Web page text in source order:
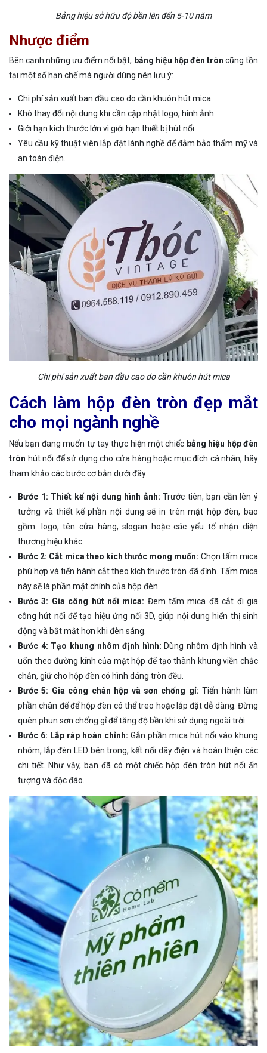
Bảng hiệu sở hữu độ bền lên đến 5-10 năm
Nhược điểm
Bên cạnh những ưu điểm nổi bật, bảng hiệu hộp đèn tròn cũng tồn
tại một số hạn chế mà người dùng nên lưu ý:
Chi phí sản xuất ban đầu cao do cần khuôn hút mica.
Khó thay đổi nội dung khi cần cập nhật logo, hình ảnh.
Giới hạn kích thước lớn vì giới hạn thiết bị hút nổi.
Yêu cầu kỹ thuật viên lắp đặt lành nghề để đảm bảo thẩm mỹ và
an toàn điện.
Chi phí sản xuất ban đầu cao do cần khuôn hút mica
Cách làm hộp đèn tròn đẹp mắt
cho mọi ngành nghề
Nếu bạn đang muốn tự tay thực hiện một chiếc bảng hiệu hộp đèn
tròn hút nổi để sử dụng cho cửa hàng hoặc mục đích cá nhân, hãy
tham khảo các bước cơ bản dưới đây:
Bước 1: Thiết kế nội dung hình ảnh: Trước tiên, bạn cần lên ý
tưởng và thiết kế phần nội dung sẽ in trên mặt hộp đèn, bao
gồm: logo, tên cửa hàng, slogan hoặc các yếu tố nhận diện
thương hiệu khác.
Bước 2: Cắt mica theo kích thước mong muốn: Chọn tấm mica
phù hợp và tiến hành cắt theo kích thước tròn đã định. Tấm mica
này sẽ là phần mặt chính của hộp đèn.
Bước 3: Gia công hút nổi mica: Đem tấm mica đã cắt đi gia
công hút nổi để tạo hiệu ứng nổi 3D, giúp nội dung hiển thị sinh
động và bắt mắt hơn khi đèn sáng.
Bước 4: Tạo khung nhôm định hình: Dùng nhôm định hình và
uốn theo đường kính của mặt hộp để tạo thành khung viền chắc
chắn, giữ cho hộp đèn có hình dáng tròn đều.
Bước 5: Gia công chân hộp và sơn chống gỉ: Tiến hành làm
phần chân đế để hộp đèn có thể treo hoặc lắp đặt dễ dàng. Đừng
quên phun sơn chống gỉ để tăng độ bền khi sử dụng ngoài trời.
Bước 6: Lắp ráp hoàn chỉnh: Gắn phần mica hút nổi vào khung
nhôm, lắp đèn LED bên trong, kết nối dây điện và hoàn thiện các
chi tiết. Như vậy, bạn đã có một chiếc hộp đèn tròn hút nổi ấn
tượng và độc đáo.